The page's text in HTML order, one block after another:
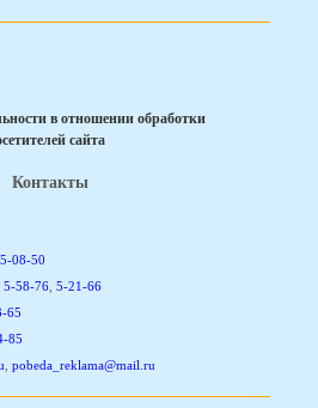
в отношении обработки
сайта
Контакты
08-50
5-58-76 5-21-66
65
85
pobeda_reklama@mail.ru